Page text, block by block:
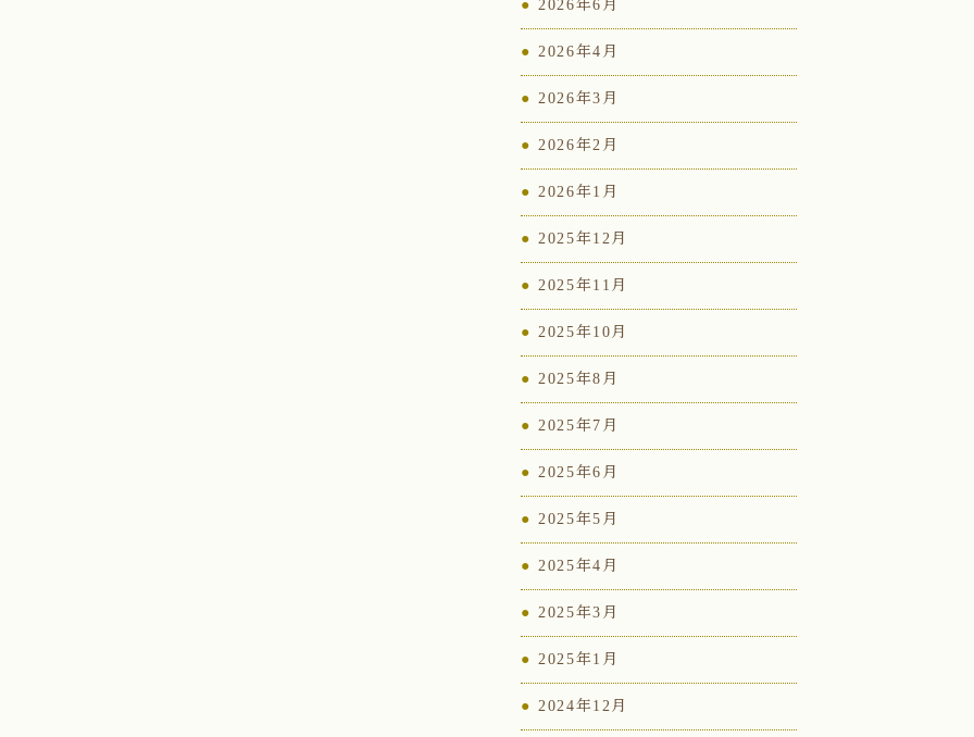
2026年6月
2026年4月
2026年3月
2026年2月
2026年1月
2025年12月
2025年11月
2025年10月
2025年8月
2025年7月
2025年6月
2025年5月
2025年4月
2025年3月
2025年1月
2024年12月